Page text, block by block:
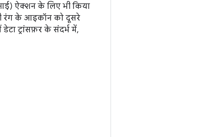
ऐक्शन के लिए भी किया
रंग के आइकॉन को दूसरे
ट्रांसफ़र के संदर्भ में,